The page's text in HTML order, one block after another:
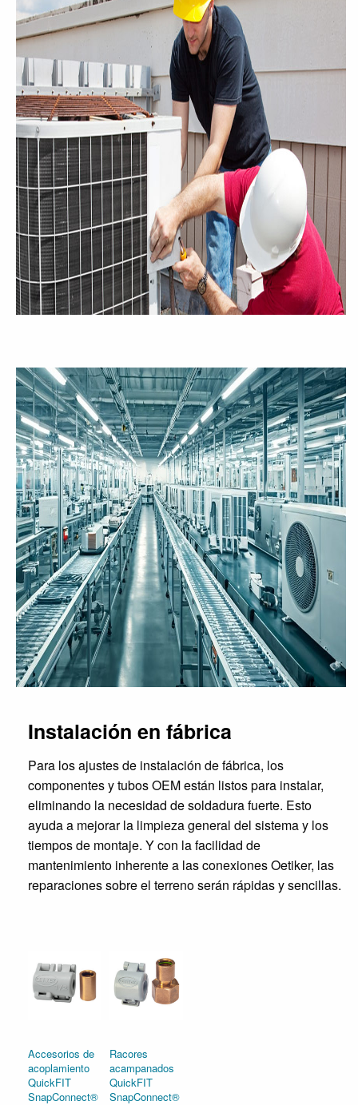
Instalación en fábrica
Para los ajustes de instalación de fábrica, los
componentes y tubos OEM están listos para instalar,
eliminando la necesidad de soldadura fuerte. Esto
ayuda a mejorar la limpieza general del sistema y los
tiempos de montaje. Y con la facilidad de
mantenimiento inherente a las conexiones Oetiker, las
reparaciones sobre el terreno serán rápidas y sencillas.
Accesorios de
acoplamiento
QuickFIT
SnapConnect®
Racores
acampanados
QuickFIT
SnapConnect®